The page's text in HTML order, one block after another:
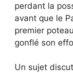
perdant la
avant que le
premier
gonflé son
Un sujet